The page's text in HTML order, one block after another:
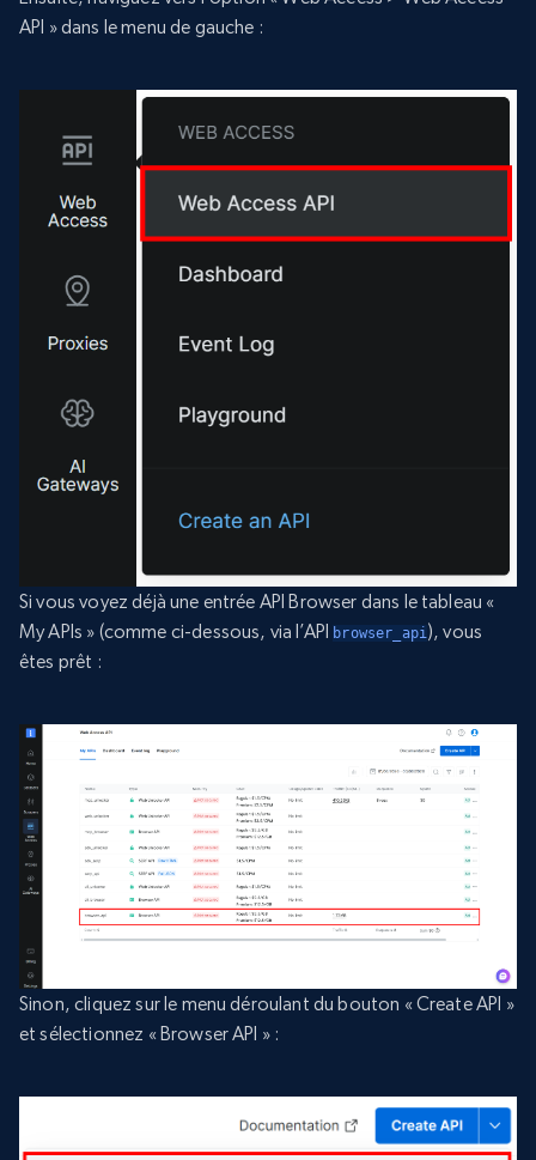
API » dans le menu de gauche :
Si vous voyez déjà une entrée API Browser dans le tableau «
My APIs » (comme ci-dessous, via l’API browser_api ), vous
êtes prêt :
Sinon, cliquez sur le menu déroulant du bouton « Create API »
et sélectionnez « Browser API » :